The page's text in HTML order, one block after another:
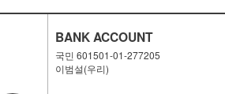
BANK ACCOUNT
국민 601501-01-277205
이범설(우리)